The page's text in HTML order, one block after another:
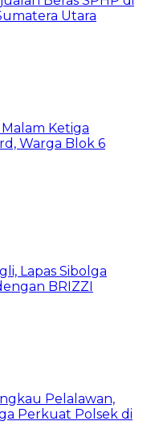
Utara
Ketiga
Warga Blok 6
Lapas Sibolga
BRIZZI
Pelalawan,
Perkuat Polsek di